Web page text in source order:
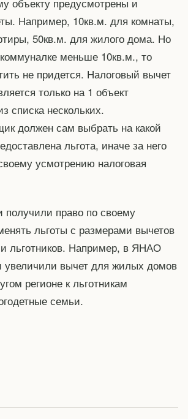
Например, 10кв.м. для комнаты,
50кв.м. для жилого дома. Но
меньше 10кв.м., то
не придется. Налоговый вычет
только на 1 объект
списка нескольких.
должен сам выбрать на какой
льгота, иначе за него
усмотрению налоговая
получили право по своему
льготы с размерами вычетов
льготников. Например, в ЯНАО
увеличили вычет для жилых домов
регионе к льготникам
семьи.